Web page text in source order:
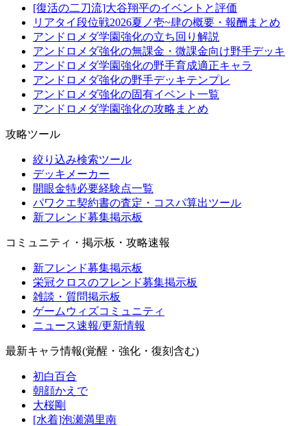
[復活の二刀流]大谷翔平のイベントと評価
リアタイ段位戦2026夏ノ壱~肆の概要・報酬まとめ
アンドロメダ学園強化の立ち回り解説
アンドロメダ強化の無課金・微課金向け野手デッキ
アンドロメダ学園強化の野手育成適正キャラ
アンドロメダ強化の野手デッキテンプレ
アンドロメダ強化の固有イベント一覧
アンドロメダ学園強化の攻略まとめ
攻略ツール
絞り込み検索ツール
デッキメーカー
開眼金特必要経験点一覧
パワクエ契約書の査定・コスパ算出ツール
新フレンド募集掲示板
コミュニティ・掲示板・攻略速報
新フレンド募集掲示板
栄冠クロスのフレンド募集掲示板
雑談・質問掲示板
ゲームウィズコミュニティ
ニュース速報/更新情報
最新キャラ情報(覚醒・強化・復刻含む)
初白百合
朝顔かえで
大桜剛
[水着]泡瀬満里南